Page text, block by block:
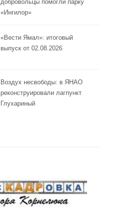
добровольцы помогли парку
«Ингилор»
«Вести Ямал»: итоговый
выпуск от 02.08.2026
Воздух несвободы: в ЯНАО
реконструировали лагпункт
Глухариный